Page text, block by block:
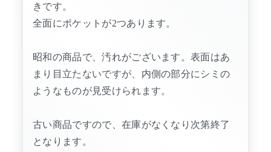
きです。
全面にポケットが2つあります。
昭和の商品で、汚れがございます。表面はあ
まり目立たないですが、内側の部分にシミの
ようなものが見受けられます。
古い商品ですので、在庫がなくなり次第終了
となります。